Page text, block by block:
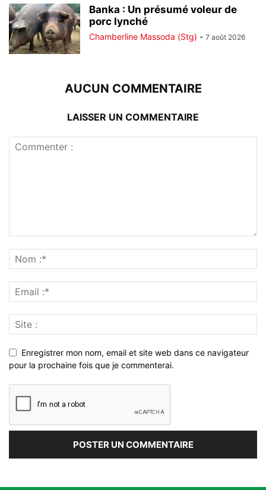
Banka : Un présumé voleur de
porc lynché
Chamberline Massoda (Stg) - 7 août 2026
AUCUN COMMENTAIRE
LAISSER UN COMMENTAIRE
Enregistrer mon nom, email et site web dans ce navigateur
pour la prochaine fois que je commenterai.